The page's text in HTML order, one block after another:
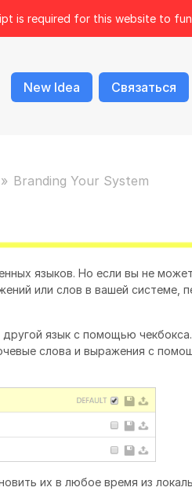
is required for this website to
New Idea Связаться
Branding Your System
языков. Но если вы не
или слов в вашей системе,
язык с помощью
слова и выражения с
их в любое время из